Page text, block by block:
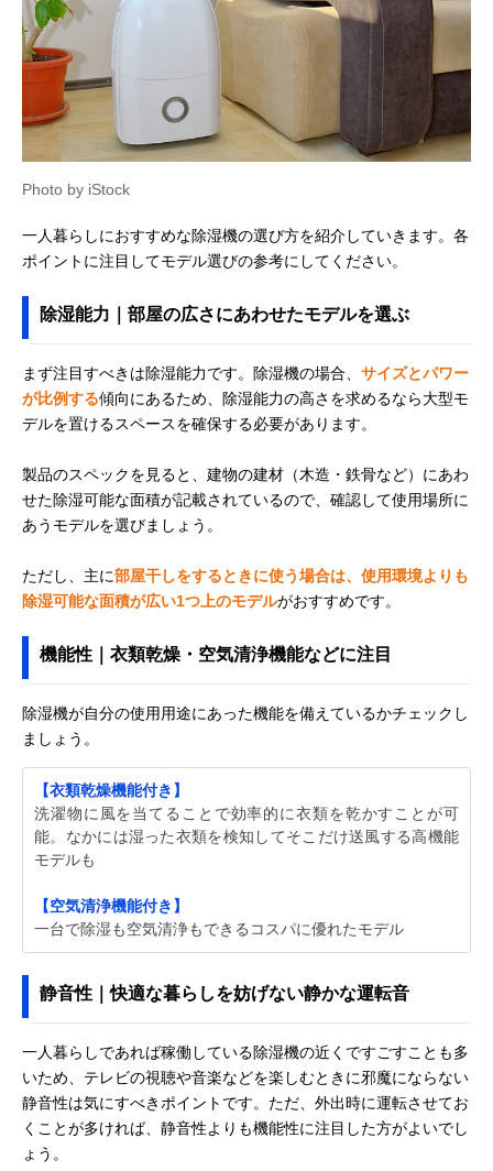
Photo by iStock
一人暮らしにおすすめな除湿機の選び方を紹介していきます。各
ポイントに注目してモデル選びの参考にしてください。
除湿能力｜部屋の広さにあわせたモデルを選ぶ
まず注目すべきは除湿能力です。除湿機の場合、 サイズとパワー
が比例する傾向にあるため、除湿能力の高さを求めるなら大型モ
デルを置けるスペースを確保する必要があります。
製品のスペックを見ると、建物の建材（木造・鉄骨など）にあわ
せた除湿可能な面積が記載されているので、確認して使用場所に
あうモデルを選びましょう。
ただし、主に部屋干しをするときに使う場合は、使用環境よりも
除湿可能な面積が広い1つ上のモデルがおすすめです。
機能性｜衣類乾燥・空気清浄機能などに注目
除湿機が自分の使用用途にあった機能を備えているかチェックし
ましょう。
【衣類乾燥機能付き】
洗濯物に風を当てることで効率的に衣類を乾かすことが可
能。なかには湿った衣類を検知してそこだけ送風する高機能
モデルも
【空気清浄機能付き】
一台で除湿も空気清浄もできるコスパに優れたモデル
静音性｜快適な暮らしを妨げない静かな運転音
一人暮らしであれば稼働している除湿機の近くですごすことも多
いため、テレビの視聴や音楽などを楽しむときに邪魔にならない
静音性は気にすべきポイントです。ただ、外出時に運転させてお
くことが多ければ、静音性よりも機能性に注目した方がよいでし
ょう。